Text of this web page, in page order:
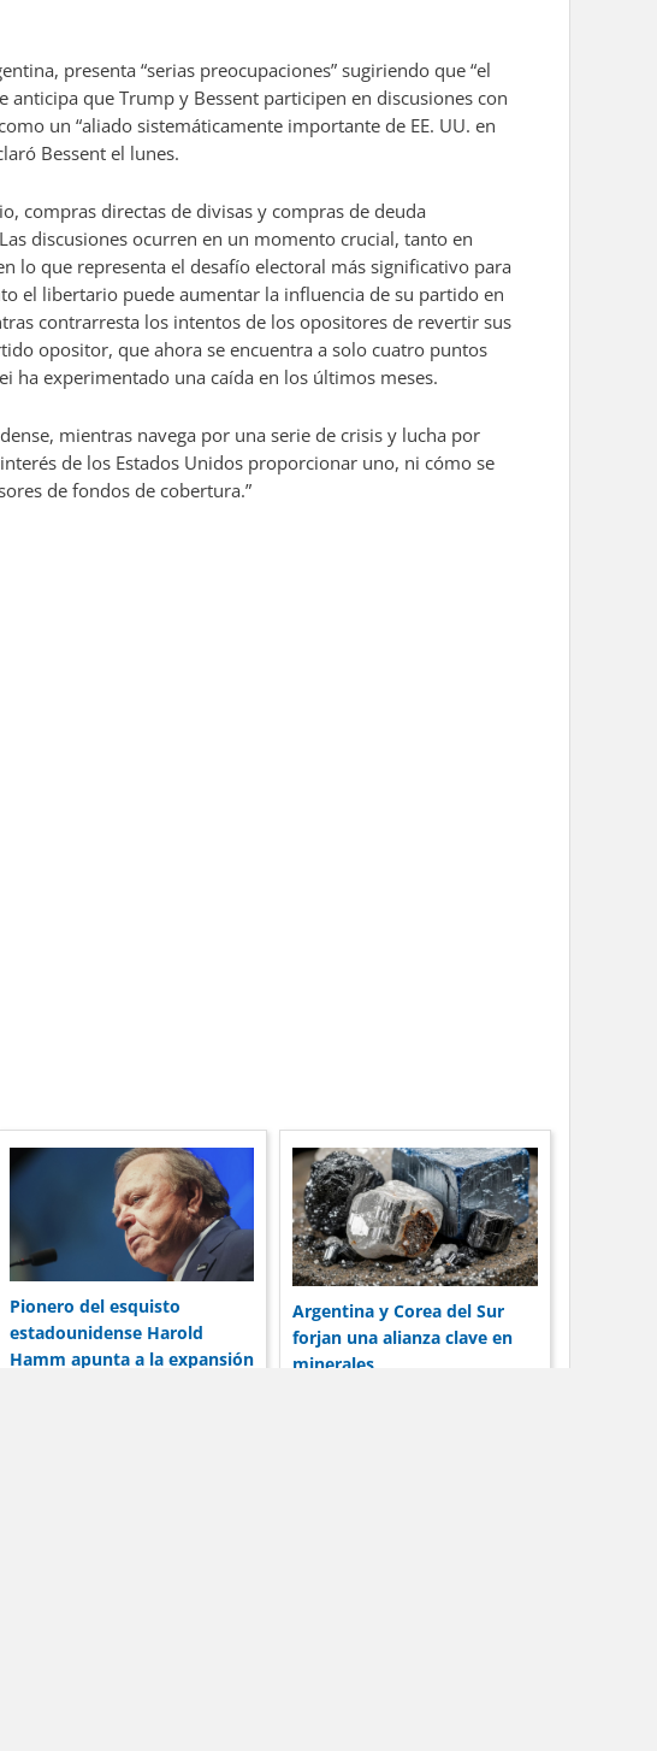
presenta “serias preocupaciones” sugiriendo que “el
anticipa que Trump y Bessent participen en discusiones con
un “aliado sistemáticamente importante de EE. UU. en
Bessent el lunes.
compras directas de divisas y compras de deuda
discusiones ocurren en un momento crucial, tanto en
lo que representa el desafío electoral más significativo para
el libertario puede aumentar la influencia de su partido en
contrarresta los intentos de los opositores de revertir sus
opositor, que ahora se encuentra a solo cuatro puntos
ha experimentado una caída en los últimos meses.
mientras navega por una serie de crisis y lucha por
de los Estados Unidos proporcionar uno, ni cómo se
de fondos de cobertura.”
Pionero del esquisto
estadounidense Harold
Hamm apunta a la expansión
Argentina y Corea del Sur
forjan una alianza clave en
minerales